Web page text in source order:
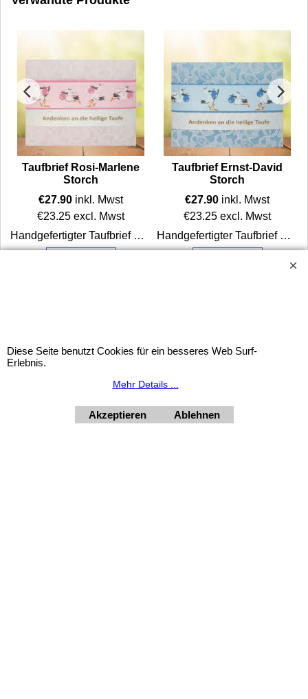
Taufbrief Rosi-Marlene
Storch
€27.90 inkl. Mwst
€23.25 excl. Mwst
Handgefertigter Taufbrief Rosi-Marlene Storch in rosa mit Dekoband bedruckt mit Storchmotiv. Gepolstert und sorgfältig gearbeitet, mit neutralem Innenteil für alle Taufgäste.
Taufbrief Ernst-David
Storch
€27.90 inkl. Mwst
€23.25 excl. Mwst
Handgefertigter Taufbrief Ernst-David Storch mit Polsterung und Dekoband bedruckt mit Storchmotiv. Mit Schriftzug „Andenken an die heilige Taufe“ und neutralem Innenteil für alle Taufgäste.
Dienstag - Freitag 10 - 18 Uhr, Samstag 9 - 12 Uhr. Montag
+4369910554131
Diese Seite benutzt Cookies für ein besseres Web Surf-
Erlebnis.
Mehr Details ...
Akzeptieren Ablehnen